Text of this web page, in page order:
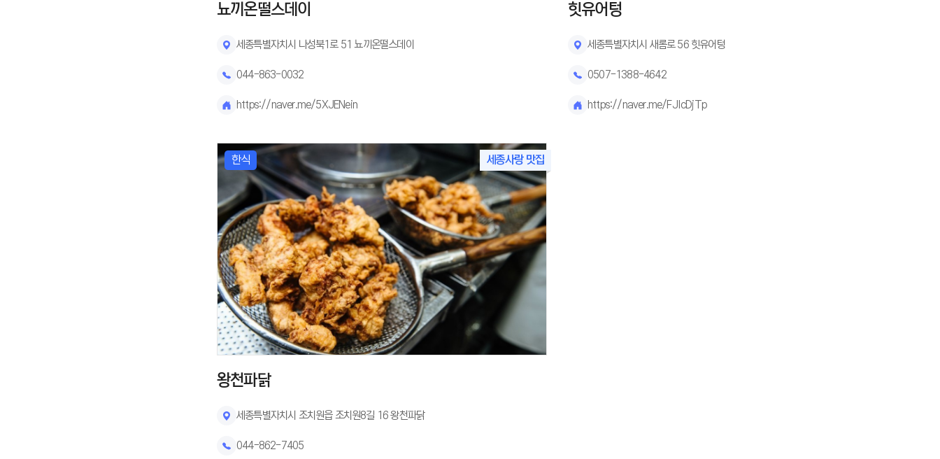
뇨끼온떨스데이
세종특별자치시 나성북1로 51 뇨끼온떨스데이
044-863-0032
https://naver.me/5XJENein
힛유어텅
세종특별자치시 새롬로 56 힛유어텅
0507-1388-4642
https://naver.me/FJIcDjTp
한식 세종사랑 맛집
왕천파닭
세종특별자치시 조치원읍 조치원8길 16 왕천파닭
044-862-7405